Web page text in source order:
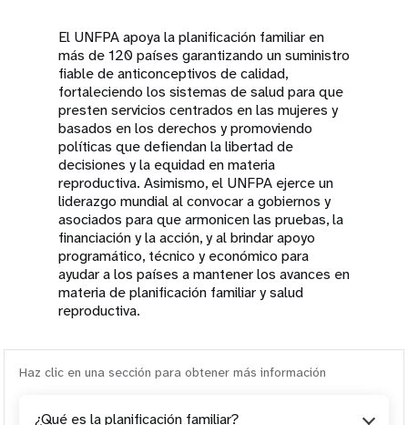
El UNFPA apoya la planificación familiar en
más de 120 países garantizando un suministro
fiable de anticonceptivos de calidad,
fortaleciendo los sistemas de salud para que
presten servicios centrados en las mujeres y
basados en los derechos y promoviendo
políticas que defiendan la libertad de
decisiones y la equidad en materia
reproductiva. Asimismo, el UNFPA ejerce un
liderazgo mundial al convocar a gobiernos y
asociados para que armonicen las pruebas, la
financiación y la acción, y al brindar apoyo
programático, técnico y económico para
ayudar a los países a mantener los avances en
materia de planificación familiar y salud
reproductiva.
Haz clic en una sección para obtener más información
¿Qué es la planificación familiar?